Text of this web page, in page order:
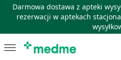
Darmowa dostawa z apteki
rezerwacji w aptekach